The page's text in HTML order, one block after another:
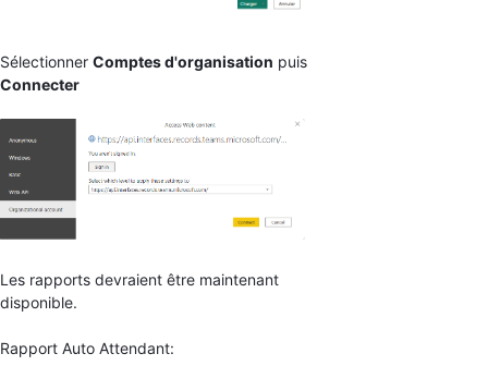
Sélectionner Comptes d'organisation puis
Connecter
Les rapports devraient être maintenant
disponible.
Rapport Auto Attendant: